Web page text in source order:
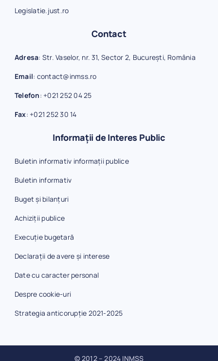
Legislatie.just.ro
Contact
Adresa: Str. Vaselor, nr. 31, Sector 2, București, România
Email: contact@inmss.ro
Telefon: +021 252 04 25
Fax: +021 252 30 14
Informații de Interes Public
Buletin informativ informații publice
Buletin informativ
Buget și bilanțuri
Achiziții publice
Execuție bugetară
Declarații de avere și interese
Date cu caracter personal
Despre cookie-uri
Strategia anticorupție 2021-2025
© 2012 – 2024 INMSS